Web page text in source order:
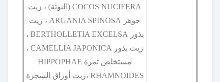
COCOS NUCIFERA (النوتة) ، زيت
جوهر ARGANIA SPINOSA ، زيت
بذور BERTHOLLETIA EXCELSA ،
زيت بذور CAMELLIA JAPONICA ،
مستخلص ثمرة HIPPOPHAE
RHAMNOIDES ،زيت أوراق الشجرة